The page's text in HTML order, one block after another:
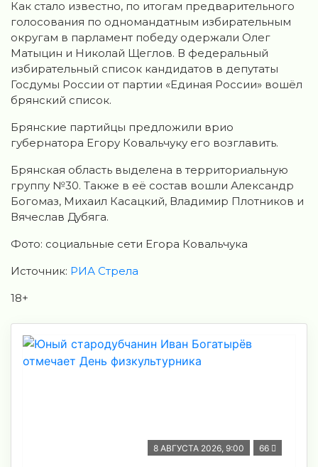
Как стало известно, по итогам предварительного
голосования по одномандатным избирательным
округам в парламент победу одержали Олег
Матыцин и Николай Щеглов. В федеральный
избирательный список кандидатов в депутаты
Госдумы России от партии «Единая России» вошёл
брянский список.
Брянские партийцы предложили врио
губернатора Егору Ковальчуку его возглавить.
Брянская область выделена в территориальную
группу №30. Также в её состав вошли Александр
Богомаз, Михаил Касацкий, Владимир Плотников и
Вячеслав Дубяга.
Фото: социальные сети Егора Ковальчука
Источник: РИА Стрела
18+
8 АВГУСТА 2026, 9:00 66